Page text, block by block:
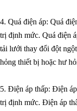
4. Quá điện áp: Quá
trị định mức. Quá điện
tải lưới thay đổi đột
hỏng thiết bị hoặc hư
5. Điện áp thấp: Điện
trị định mức. Điện áp